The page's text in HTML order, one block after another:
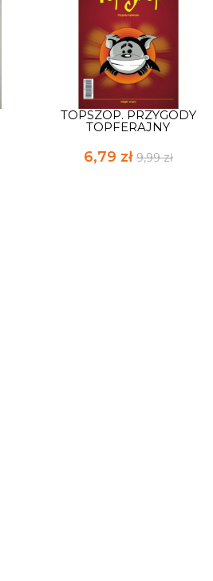
TOPSZOP. PRZYGODY
TOPFERAJNY
6,79 zł 9,99 zł